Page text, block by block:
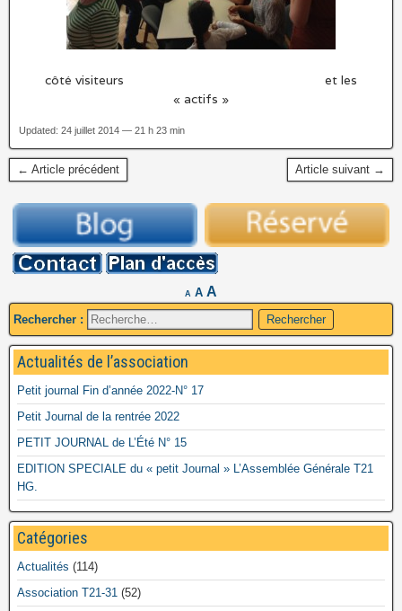
côté visiteurs et les
« actifs »
Updated: 24 juillet 2014 — 21 h 23 min
← Article précédent Article suivant →
A A A
Rechercher :
Actualités de l’association
Petit journal Fin d’année 2022-N° 17
Petit Journal de la rentrée 2022
PETIT JOURNAL de L’Été N° 15
EDITION SPECIALE du « petit Journal » L’Assemblée Générale T21
HG.
Catégories
Actualités (114)
Association T21-31 (52)